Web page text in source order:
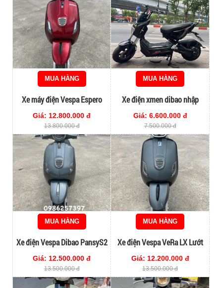
MUA HÀNG
Xe máy điện Vespa Espero
Giá: 12.800.000 đ
13.800.000 đ
MUA HÀNG
Xe điện xmen dibao nhập
khẩu chính hãng
Giá: 6.600.000 đ
7.500.000 đ
MUA HÀNG
Xe điện Vespa Dibao PansyS2
Giá: 12.500.000 đ
13.500.000 đ
MUA HÀNG
Xe điện Vespa VeRa LX Lướt
Giá: 12.200.000 đ
13.500.000 đ